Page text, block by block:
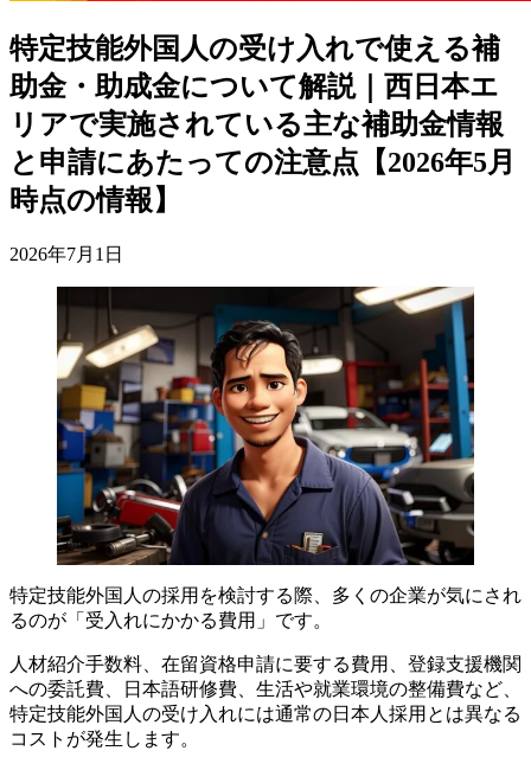
特定技能外国人の受け入れで使える補
助金・助成金について解説｜西日本エ
リアで実施されている主な補助金情報
と申請にあたっての注意点【2026年5月
時点の情報】
2026年7月1日
特定技能外国人の採用を検討する際、多くの企業が気にされ
るのが「受入れにかかる費用」です。
人材紹介手数料、在留資格申請に要する費用、登録支援機関
への委託費、日本語研修費、生活や就業環境の整備費など、
特定技能外国人の受け入れには通常の日本人採用とは異なる
コストが発生します。